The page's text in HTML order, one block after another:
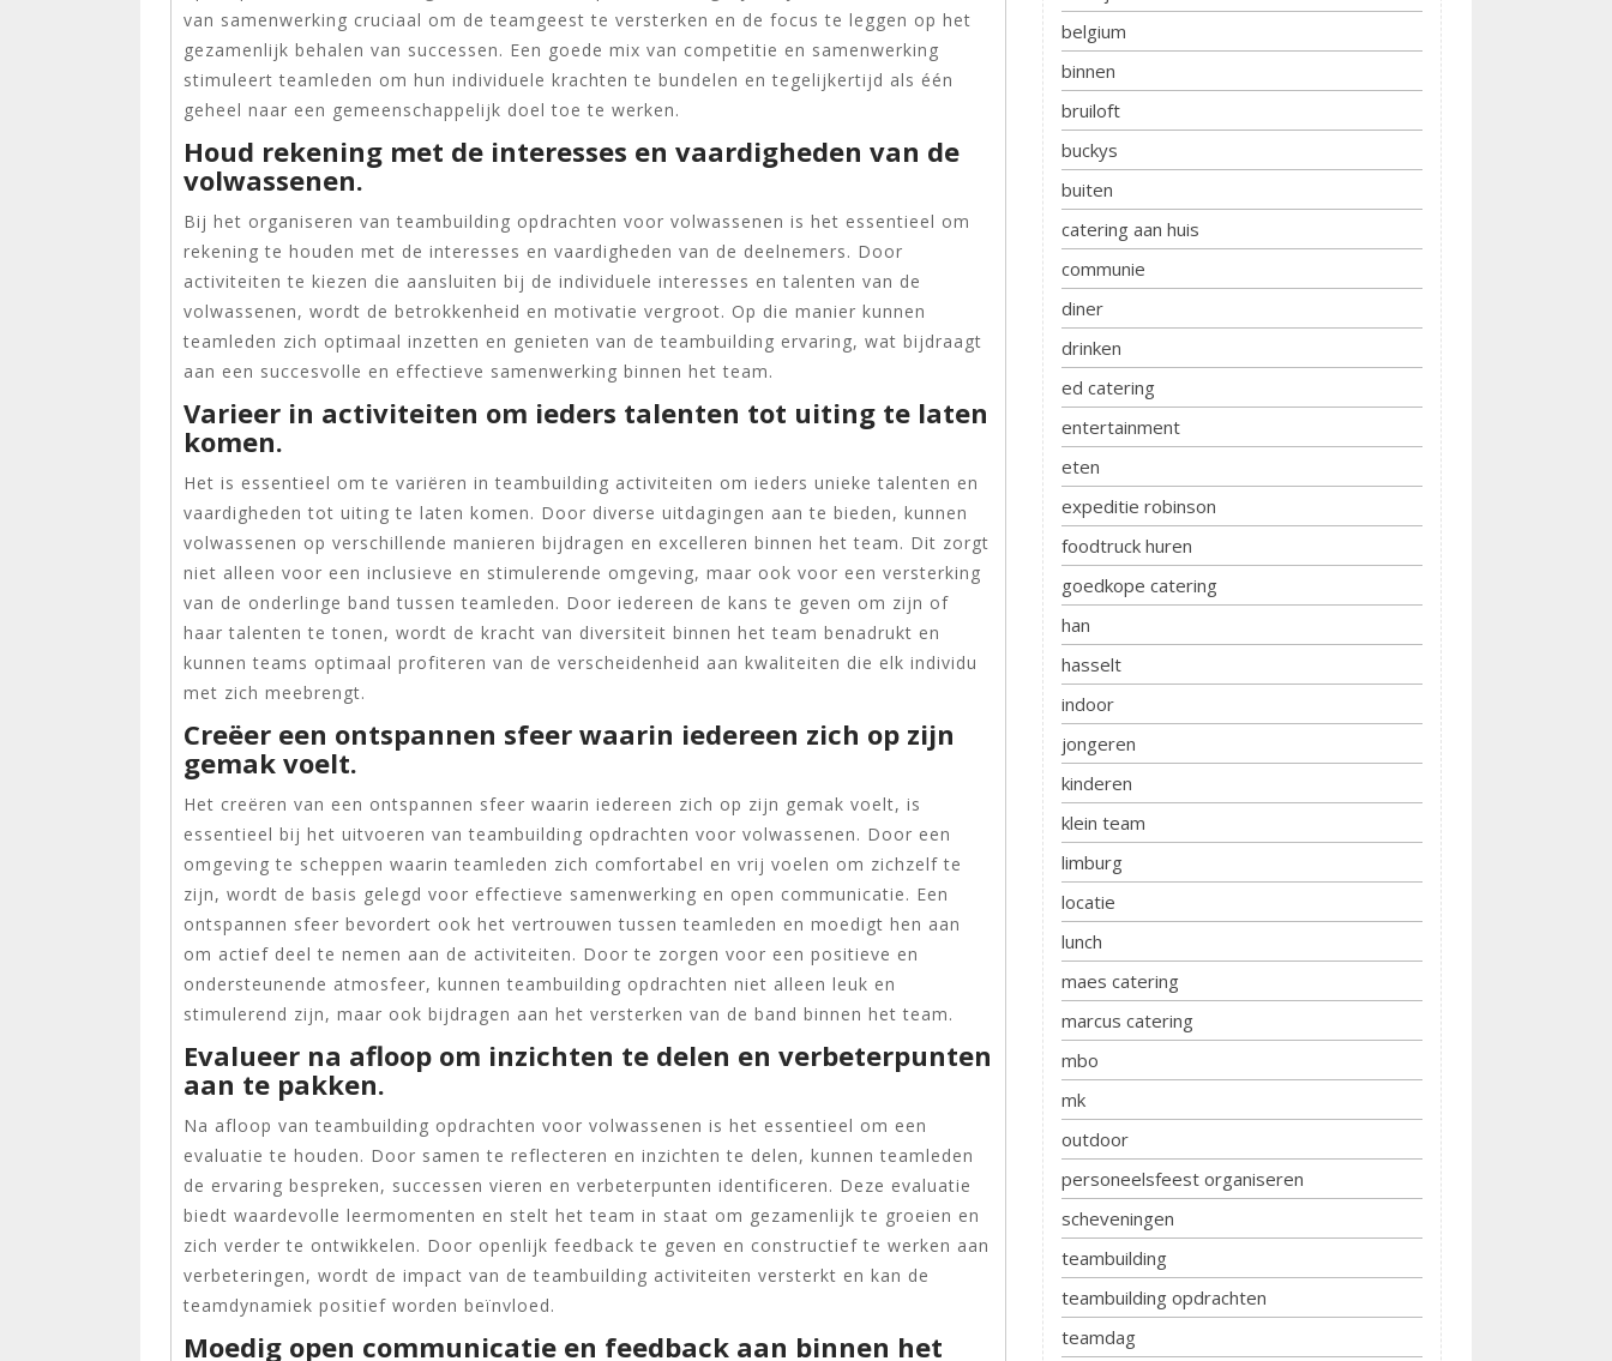
van samenwerking cruciaal om de teamgeest te versterken en de focus te leggen op het
gezamenlijk behalen van successen. Een goede mix van competitie en samenwerking
stimuleert teamleden om hun individuele krachten te bundelen en tegelijkertijd als één
geheel naar een gemeenschappelijk doel toe te werken.
Houd rekening met de interesses en vaardigheden van de
volwassenen.
Bij het organiseren van teambuilding opdrachten voor volwassenen is het essentieel om
rekening te houden met de interesses en vaardigheden van de deelnemers. Door
activiteiten te kiezen die aansluiten bij de individuele interesses en talenten van de
volwassenen, wordt de betrokkenheid en motivatie vergroot. Op die manier kunnen
teamleden zich optimaal inzetten en genieten van de teambuilding ervaring, wat bijdraagt
aan een succesvolle en effectieve samenwerking binnen het team.
Varieer in activiteiten om ieders talenten tot uiting te laten
komen.
Het is essentieel om te variëren in teambuilding activiteiten om ieders unieke talenten en
vaardigheden tot uiting te laten komen. Door diverse uitdagingen aan te bieden, kunnen
volwassenen op verschillende manieren bijdragen en excelleren binnen het team. Dit zorgt
niet alleen voor een inclusieve en stimulerende omgeving, maar ook voor een versterking
van de onderlinge band tussen teamleden. Door iedereen de kans te geven om zijn of
haar talenten te tonen, wordt de kracht van diversiteit binnen het team benadrukt en
kunnen teams optimaal profiteren van de verscheidenheid aan kwaliteiten die elk individu
met zich meebrengt.
Creëer een ontspannen sfeer waarin iedereen zich op zijn
gemak voelt.
Het creëren van een ontspannen sfeer waarin iedereen zich op zijn gemak voelt, is
essentieel bij het uitvoeren van teambuilding opdrachten voor volwassenen. Door een
omgeving te scheppen waarin teamleden zich comfortabel en vrij voelen om zichzelf te
zijn, wordt de basis gelegd voor effectieve samenwerking en open communicatie. Een
ontspannen sfeer bevordert ook het vertrouwen tussen teamleden en moedigt hen aan
om actief deel te nemen aan de activiteiten. Door te zorgen voor een positieve en
ondersteunende atmosfeer, kunnen teambuilding opdrachten niet alleen leuk en
stimulerend zijn, maar ook bijdragen aan het versterken van de band binnen het team.
Evalueer na afloop om inzichten te delen en verbeterpunten
aan te pakken.
Na afloop van teambuilding opdrachten voor volwassenen is het essentieel om een
evaluatie te houden. Door samen te reflecteren en inzichten te delen, kunnen teamleden
de ervaring bespreken, successen vieren en verbeterpunten identificeren. Deze evaluatie
biedt waardevolle leermomenten en stelt het team in staat om gezamenlijk te groeien en
zich verder te ontwikkelen. Door openlijk feedback te geven en constructief te werken aan
verbeteringen, wordt de impact van de teambuilding activiteiten versterkt en kan de
teamdynamiek positief worden beïnvloed.
Moedig open communicatie en feedback aan binnen het
belgium
binnen
bruiloft
buckys
buiten
catering aan huis
communie
diner
drinken
ed catering
entertainment
eten
expeditie robinson
foodtruck huren
goedkope catering
han
hasselt
indoor
jongeren
kinderen
klein team
limburg
locatie
lunch
maes catering
marcus catering
mbo
mk
outdoor
personeelsfeest organiseren
scheveningen
teambuilding
teambuilding opdrachten
teamdag